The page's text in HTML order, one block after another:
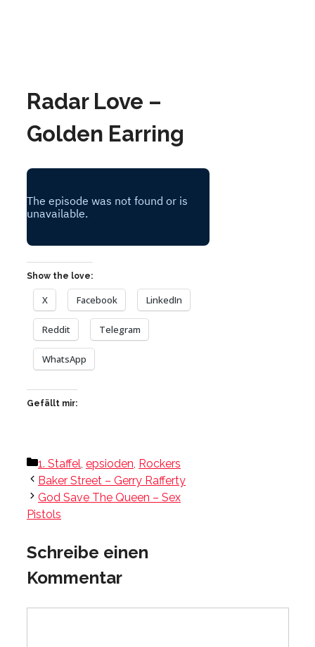
Radar Love –
Golden Earring
Show the love:
X Facebook LinkedIn
Reddit Telegram
WhatsApp
Gefällt mir:
Kategorien
1. Staffel, epsioden, Rockers
Baker Street – Gerry Rafferty
God Save The Queen – Sex
Pistols
Schreibe einen
Kommentar